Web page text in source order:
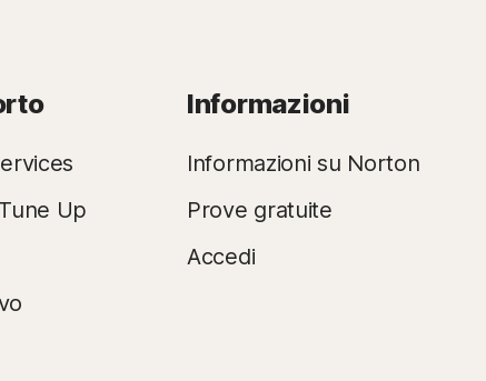
Up
Informazioni
Informazioni su Norton
Prove gratuite
Accedi